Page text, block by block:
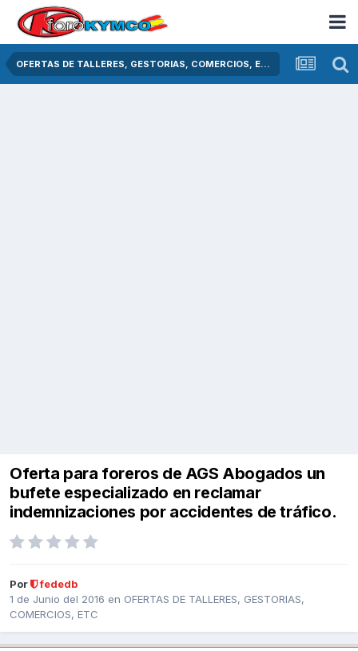
OFERTAS DE TALLERES, GESTORIAS, COMERCIOS, ETC
Oferta para foreros de AGS Abogados un
bufete especializado en reclamar
indemnizaciones por accidentes de tráfico.
Por
fededb
1 de Junio del 2016 en OFERTAS DE TALLERES, GESTORIAS,
COMERCIOS, ETC